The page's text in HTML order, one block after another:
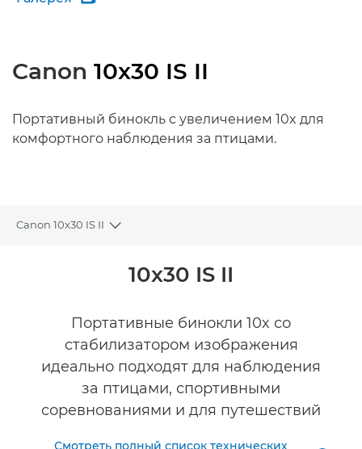
Canon 10x30 IS II
Портативный бинокль с увеличением 10x для
комфортного наблюдения за птицами.
Canon 10x30 IS II
Toggle breadcrumbs
Общая информация10x30 IS II
Портативные бинокли 10x со
стабилизатором изображения
идеально подходят для наблюдения
за птицами, спортивными
соревнованиями и для путешествий
Смотреть полный список технических